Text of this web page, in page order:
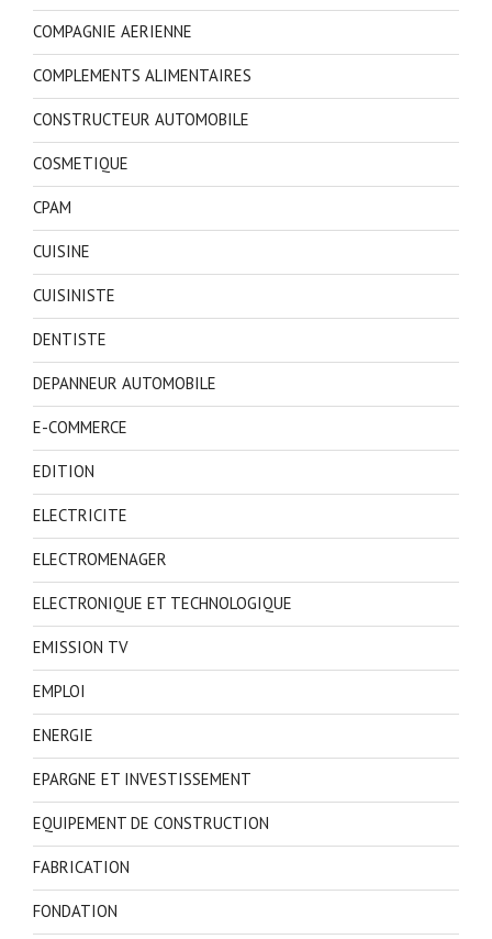
COMPAGNIE AERIENNE
COMPLEMENTS ALIMENTAIRES
CONSTRUCTEUR AUTOMOBILE
COSMETIQUE
CPAM
CUISINE
CUISINISTE
DENTISTE
DEPANNEUR AUTOMOBILE
E-COMMERCE
EDITION
ELECTRICITE
ELECTROMENAGER
ELECTRONIQUE ET TECHNOLOGIQUE
EMISSION TV
EMPLOI
ENERGIE
EPARGNE ET INVESTISSEMENT
EQUIPEMENT DE CONSTRUCTION
FABRICATION
FONDATION